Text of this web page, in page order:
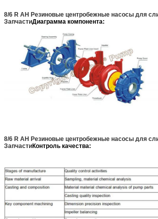
8/6 R AH Резиновые центробежные насосы для
ЗапчастиДиаграмма компонента:
8/6 R AH Резиновые центробежные насосы для
ЗапчастиКонтроль качества: